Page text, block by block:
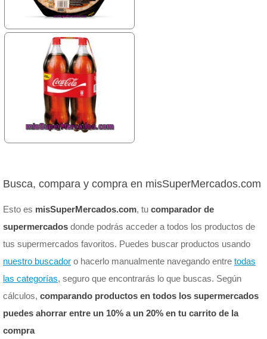
Busca, compara y compra en misSuperMercados.com
Esto es misSuperMercados.com, tu comparador de
supermercados donde podrás acceder a todos los productos de
tus supermercados favoritos. Puedes buscar productos usando
nuestro buscador o hacerlo manualmente navegando entre todas
las categorías, seguro que encontrarás lo que buscas. Según
cálculos, comparando productos en todos los supermercados
puedes ahorrar entre un 10% a un 20% en tu carrito de la
compra